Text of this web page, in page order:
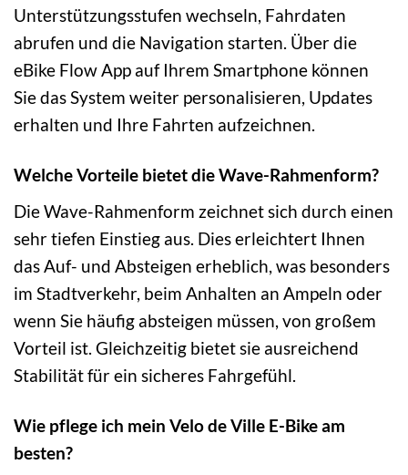
Unterstützungsstufen wechseln, Fahrdaten
abrufen und die Navigation starten. Über die
eBike Flow App auf Ihrem Smartphone können
Sie das System weiter personalisieren, Updates
erhalten und Ihre Fahrten aufzeichnen.
Welche Vorteile bietet die Wave-Rahmenform?
Die Wave-Rahmenform zeichnet sich durch einen
sehr tiefen Einstieg aus. Dies erleichtert Ihnen
das Auf- und Absteigen erheblich, was besonders
im Stadtverkehr, beim Anhalten an Ampeln oder
wenn Sie häufig absteigen müssen, von großem
Vorteil ist. Gleichzeitig bietet sie ausreichend
Stabilität für ein sicheres Fahrgefühl.
Wie pflege ich mein Velo de Ville E-Bike am
besten?